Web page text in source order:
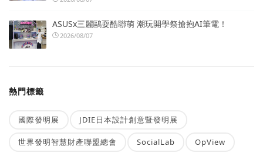
ASUSx三麗鷗耍酷聯萌 潮玩開學祭搶抱AI筆電！
2026/08/07
熱門標籤
國際發明展 JDIE日本設計創意暨發明展
世界發明智慧財產聯盟總會 SocialLab OpView